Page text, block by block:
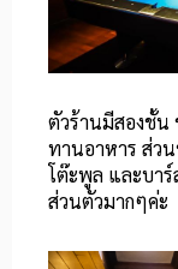
ตัวร้านมีสองชั้น
ทานอาหาร ส่ว
โต๊ะพูล และบา
ส่วนตัวมากๆค่ะ